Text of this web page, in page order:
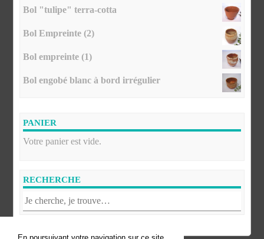
Bol "tulipe" terra-cotta
Bol Empreinte (2)
Bol empreinte (1)
Bol engobé blanc à bord irrégulier
PANIER
Votre panier est vide.
RECHERCHE